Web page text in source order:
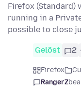
Firefox (Standard)
running in a
possible to close
Gelöst 2
Firefox
RangerZ